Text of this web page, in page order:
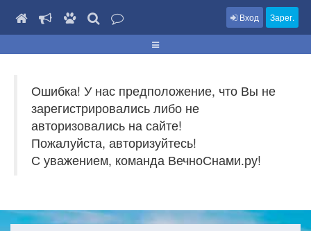
Вход Зарег.
Ошибка! У нас предположение, что Вы не
зарегистрировались либо не
авторизовались на сайте!
Пожалуйста, авторизуйтесь!
С уважением, команда ВечноСнами.ру!